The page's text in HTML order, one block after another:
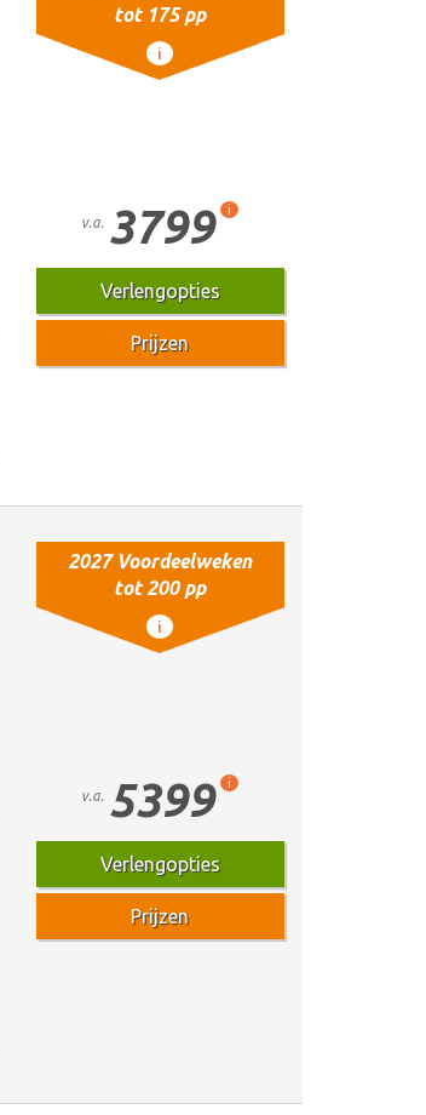
tot 175 pp
i
v.a. 3799 i
Verlengopties
Prijzen
2027 Voordeelweken
tot 200 pp
i
v.a. 5399 i
Verlengopties
Prijzen